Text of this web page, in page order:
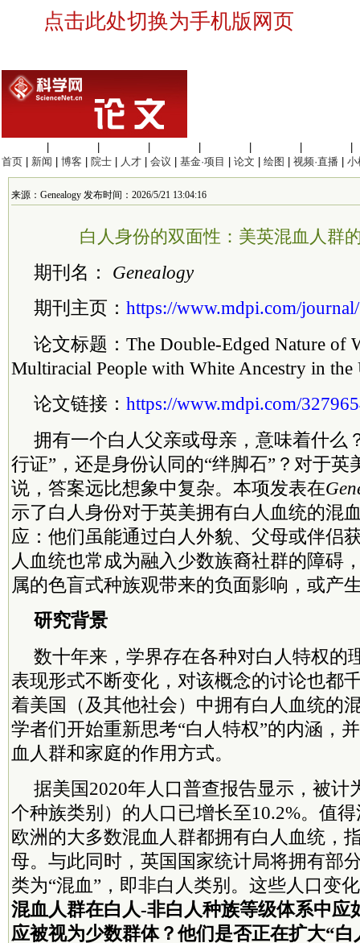
点击此处切换为手机版网页
首页
新闻 博客 院士 人才 会议 基金·项目 论文 绘图 视频·直播 小
来源：Genealogy 发布时间：2026/5/21 13:04:16
白人身份的双面性：美英混血人群
期刊名：
Genealogy
期刊主页： https://www.mdpi.com/
论文标题：The Double-Edged Nature of
Multiracial People with White Ancestry in the
论文链接： https://www.mdpi.com/
拥有一个白人父亲或母亲，意味着什么
行证”，还是身份认同的“绊脚石”？对于英
说，答案远比想象中复杂。本项发表在
示了白人身份对于英美拥有白人血统的混
应：他们虽能通过白人外貌、父母或伴侣
人血统也常成为融入少数族裔社群的障碍
属的色盲式种族观带来的负面影响，或产
研究背景
数十年来，学界存在各种对白人特权的
表现形式不断变化，对该概念的讨论也都
着美国（及其他社会）中拥有白人血统的
学者们开始重新思考“白人特权”的内涵，
血人群和家庭的作用方式。
据美国2020年人口普查报告显示，被计
个种族类别）的人口已增长至10.2%。值
欧洲的大多数混血人群都拥有白人血统，
母。与此同时，英国国家统计局将拥有部
类为“混血”，即非白人类别。这些人口变
混血人群在白人-非白人种族等级体系中应
应被视为少数群体？他们是否正在扩大“